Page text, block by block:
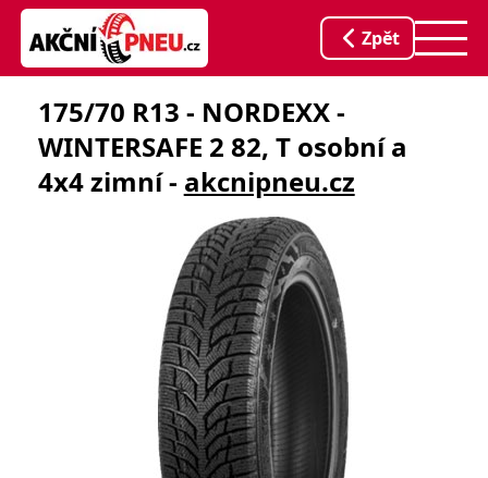
Zpět
175/70 R13 - NORDEXX -
WINTERSAFE 2 82, T osobní a
4x4 zimní - akcnipneu.cz